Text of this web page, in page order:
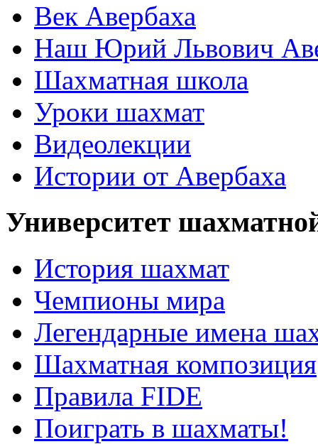
Век Авербаха
Наш Юрий Львович
Шахматная школа
Уроки шахмат
Видеолекции
Истории от Авербаха
Университет
История шахмат
Чемпионы мира
Легендарные имена
Шахматная композиция
Правила FIDE
Поиграть в шахматы!